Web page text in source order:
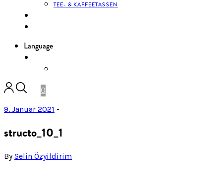
TEE- & KAFFEETASSEN
Language
0
9. Januar 2021 -
structo_10_1
BySelin Özyildirim